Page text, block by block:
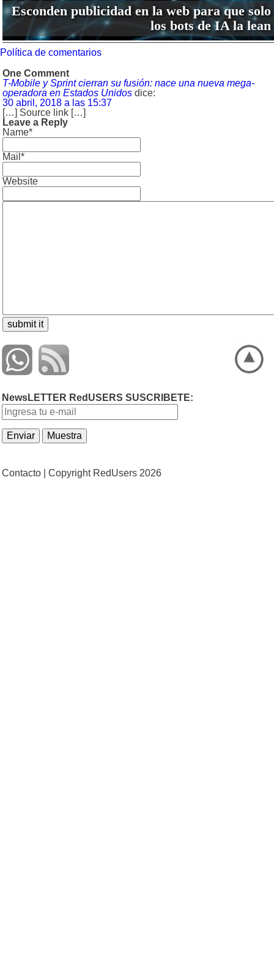
Esconden publicidad en la web para que solo
los bots de IA la lean
Política de comentarios
One Comment
T-Mobile y Sprint cierran su fusión: nace una nueva mega-
operadora en Estados Unidos dice:
30 abril, 2018 a las 15:37
[…] Source link […]
Leave a Reply
Name*
Mail*
Website
NewsLETTER RedUSERS SUSCRIBETE:
Contacto | Copyright RedUsers 2026